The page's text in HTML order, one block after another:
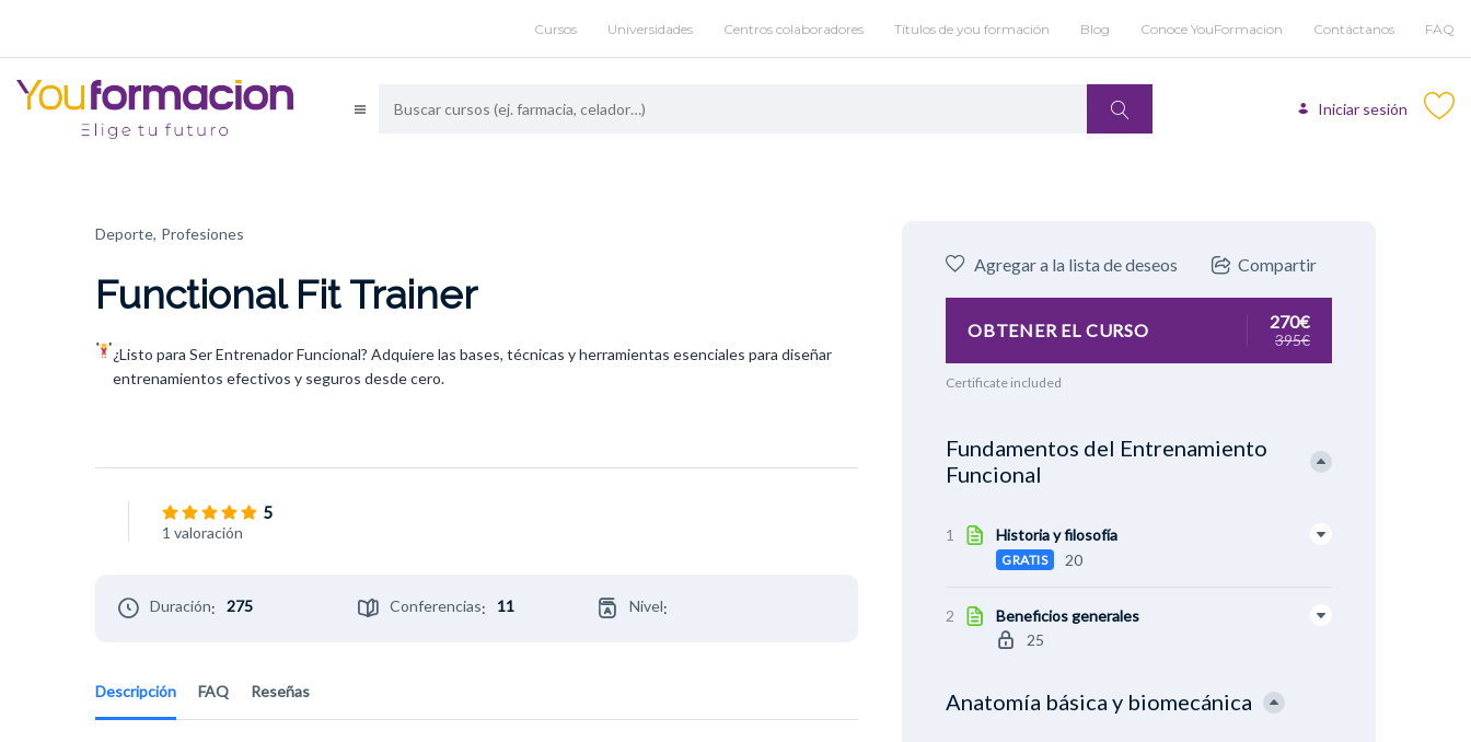
Cursos Universidades Centros colaboradores Títulos de you formación Blog Conoce YouFormacion Contáctanos FAQ
Iniciar sesión
Deporte, Profesiones
Functional Fit Trainer
¿Listo para Ser Entrenador Funcional? Adquiere las bases, técnicas y herramientas esenciales para diseñar
entrenamientos efectivos y seguros desde cero.
5
1 valoración
Duración: 275 Conferencias: 11 Nivel:
Descripción FAQ Reseñas
Agregar a la lista de deseos Compartir
OBTENER EL CURSO 270€
395€
Certificate included
Fundamentos del Entrenamiento
Funcional
1 Historia y filosofía
GRATIS 20
2
Beneficios generales
25
Anatomía básica y biomecánica